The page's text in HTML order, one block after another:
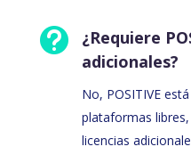

¿Requiere
adicionales?
No, POSITIVE
plataformas
licencias